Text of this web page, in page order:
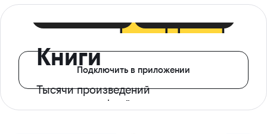
Книги
Тысячи произведений
с доступом офлайн
Подключить в приложении